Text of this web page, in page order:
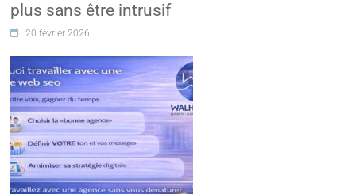
plus sans être intrusif
20 février 2026